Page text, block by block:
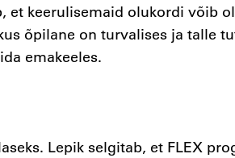
et keerulisemaid olukordi võib
õpilane on turvalises ja talle
emakeeles.
Lepik selgitab, et FLEX